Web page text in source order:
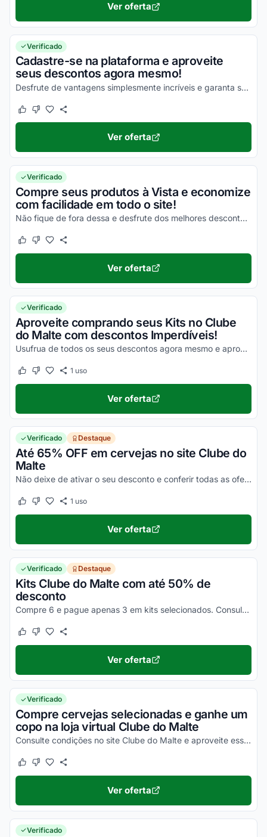
Ver oferta
Verificado
Cadastre-se na plataforma e aproveite
seus descontos agora mesmo!
Desfrute de vantagens simplesmente incríveis e garanta seus descontos!
Este cupom funcionou
Este cupom não funcionou
Ver oferta
Verificado
Compre seus produtos à Vista e economize
com facilidade em todo o site!
Não fique de fora dessa e desfrute dos melhores descontos ainda hoje!
Este cupom funcionou
Este cupom não funcionou
Ver oferta
Verificado
Aproveite comprando seus Kits no Clube
do Malte com descontos Imperdíveis!
Usufrua de todos os seus descontos agora mesmo e aproveite a máxima economia nas suas compras online!
Este cupom funcionou
Este cupom não funcionou
1 uso
Ver oferta
Verificado Destaque
Até 65% OFF em cervejas no site Clube do
Malte
Não deixe de ativar o seu desconto e conferir todas as ofertas que o Clube do Malte fez pra você.
Este cupom funcionou
Este cupom não funcionou
1 uso
Ver oferta
Verificado Destaque
Kits Clube do Malte com até 50% de
desconto
Compre 6 e pague apenas 3 em kits selecionados. Consulte as condições e aproveite agora!
Este cupom funcionou
Este cupom não funcionou
Ver oferta
Verificado
Compre cervejas selecionadas e ganhe um
copo na loja virtual Clube do Malte
Consulte condições no site Clube do Malte e aproveite esse brinde.
Este cupom funcionou
Este cupom não funcionou
Ver oferta
Verificado